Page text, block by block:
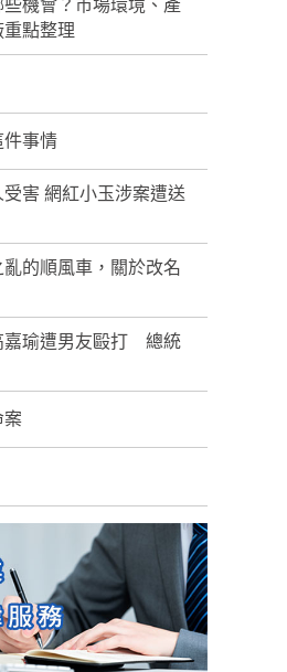
機會？市場環境、產
點整理
件事情
害 網紅小玉涉案遭送
的順風車，關於改名
嘉瑜遭男友毆打 總統
案